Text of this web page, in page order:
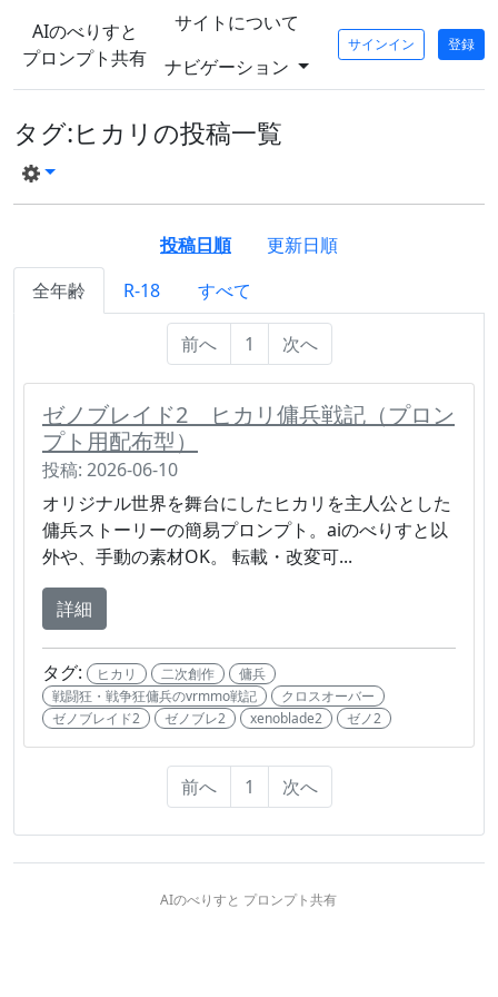
AIのべりすと
プロンプト共有
サイトについて
ナビゲーション
サインイン 登録
タグ:ヒカリの投稿一覧
投稿日順
更新日順
全年齢
R-18 すべて
前へ 1 次へ
ゼノブレイド2 ヒカリ傭兵戦記（プロン
プト用配布型）
投稿: 2026-06-10
オリジナル世界を舞台にしたヒカリを主人公とした
傭兵ストーリーの簡易プロンプト。aiのべりすと以
外や、手動の素材OK。 転載・改変可...
詳細
タグ: ヒカリ 二次創作
傭兵
戦闘狂・戦争狂傭兵のvrmmo戦記
クロスオーバー
ゼノブレイド2
ゼノブレ2 xenoblade2 ゼノ2
前へ 1 次へ
AIのべりすと プロンプト共有